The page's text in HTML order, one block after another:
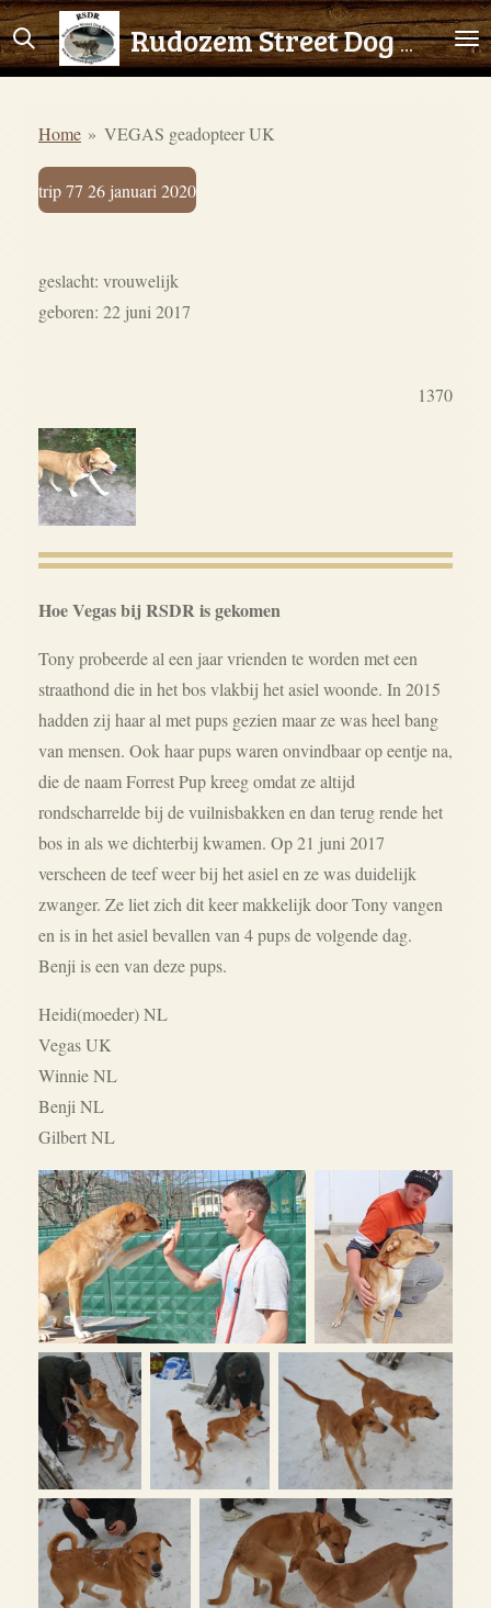
Ga
direct
hoofdinhoud
Rudozem Street Dog Rescue
Home » VEGAS geadopteer UK
trip 77 26 januari 2020
geslacht: vrouwelijk
geboren: 22 juni 2017
1370
Hoe Vegas bij RSDR is gekomen
Tony probeerde al een jaar vrienden te worden met een
straathond die in het bos vlakbij het asiel woonde. In 2015
hadden zij haar al met pups gezien maar ze was heel bang
van mensen. Ook haar pups waren onvindbaar op eentje na,
die de naam Forrest Pup kreeg omdat ze altijd
rondscharrelde bij de vuilnisbakken en dan terug rende het
bos in als we dichterbij kwamen. Op 21 juni 2017
verscheen de teef weer bij het asiel en ze was duidelijk
zwanger. Ze liet zich dit keer makkelijk door Tony vangen
en is in het asiel bevallen van 4 pups de volgende dag.
Benji is een van deze pups.
Heidi(moeder) NL
Vegas UK
Winnie NL
Benji NL
Gilbert NL